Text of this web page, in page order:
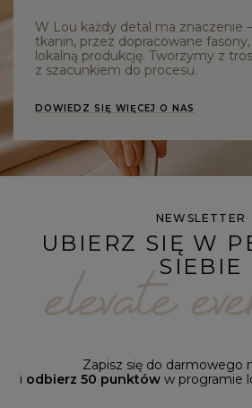
W Lou każdy detal ma znaczenie
tkanin, przez dopracowane fasony,
lokalną produkcję. Tworzymy z
z szacunkiem do procesu.
DOWIEDZ SIĘ WIĘCEJ O NAS
NEWSLETTER
UBIERZ SIĘ W
SIEBIE
Zapisz się do darmowego
i odbierz 50 punktóww programie